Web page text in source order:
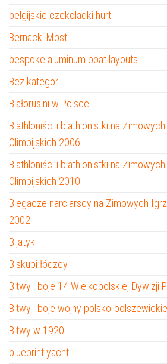
belgijskie czekoladki hurt
Bernacki Most
bespoke aluminum boat layouts
Bez kategorii
Białorusini w Polsce
Biathloniści i biathlonistki na
Olimpijskich 2006
Biathloniści i biathlonistki na
Olimpijskich 2010
Biegacze narciarscy na Zimowych
2002
Bijatyki
Biskupi łódzcy
Bitwy i boje 14 Wielkopolskiej Dywizji
Bitwy i boje wojny polsko-
Bitwy w 1920
blueprint yacht